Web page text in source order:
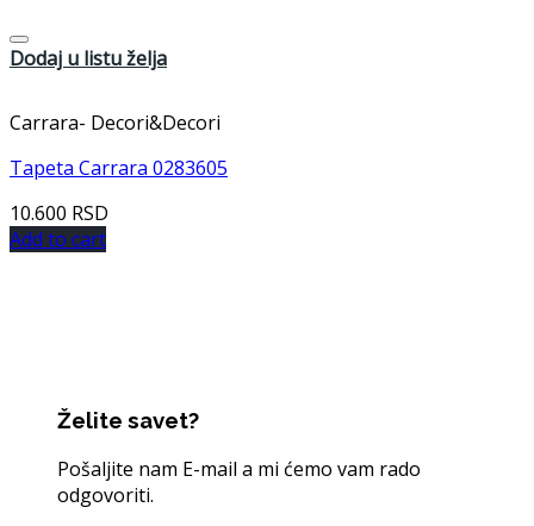
Dodaj u listu želja
Carrara- Decori&Decori
Tapeta Carrara 0283605
10.600 RSD
Add to cart
Želite savet?
Pošaljite nam E-mail a mi ćemo vam rado
odgovoriti.